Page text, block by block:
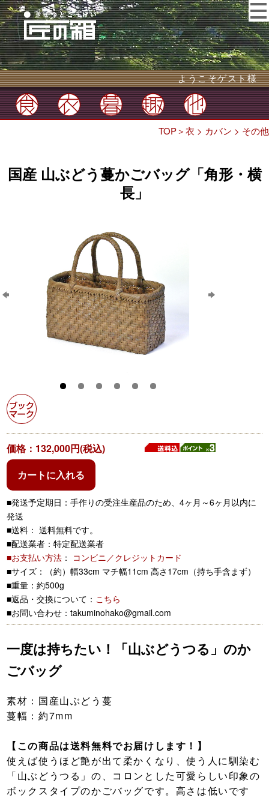
ようこそゲスト様
TOP＞衣 > カバン > その他
国産 山ぶどう蔓かごバッグ「角形・横
長」
価格：132,000円(税込)
カートに入れる
■発送予定期日：手作りの受注生産品のため、4ヶ月～6ヶ月以内に
発送
■送料： 送料無料です。
■配送業者：特定配送業者
■お支払い方法 ： コンビニ／クレジットカード
■サイズ：（約）幅33cm マチ幅11cm 高さ17cm（持ち手含まず）
■重量：約500g
■返品・交換について： こちら
■お問い合わせ：takuminohako@gmail.com
一度は持ちたい！「山ぶどうつる」のか
ごバッグ
素材：国産山ぶどう蔓
蔓幅：約7mm
【この商品は送料無料でお届けします！】
使えば使うほど艶が出て柔かくなり、使う人に馴染む
「山ぶどうつる」の、コロンとした可愛らしい印象の
ボックスタイプのかごバッグです。高さは低いです